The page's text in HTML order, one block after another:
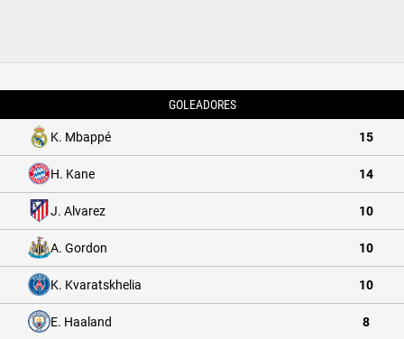
GOLEADORES
K. Mbappé 15
H. Kane 14
J. Alvarez 10
A. Gordon 10
K. Kvaratskhelia 10
E. Haaland 8